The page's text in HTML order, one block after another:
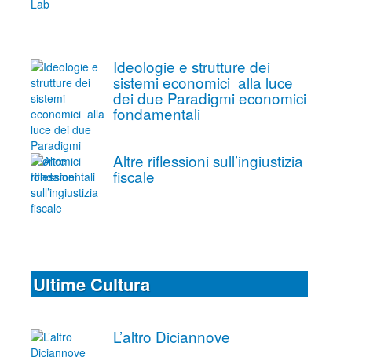
Ideologie e strutture dei
sistemi economici alla luce
dei due Paradigmi economici
fondamentali
Altre riflessioni sull’ingiustizia
fiscale
Ultime Cultura
L’altro Diciannove